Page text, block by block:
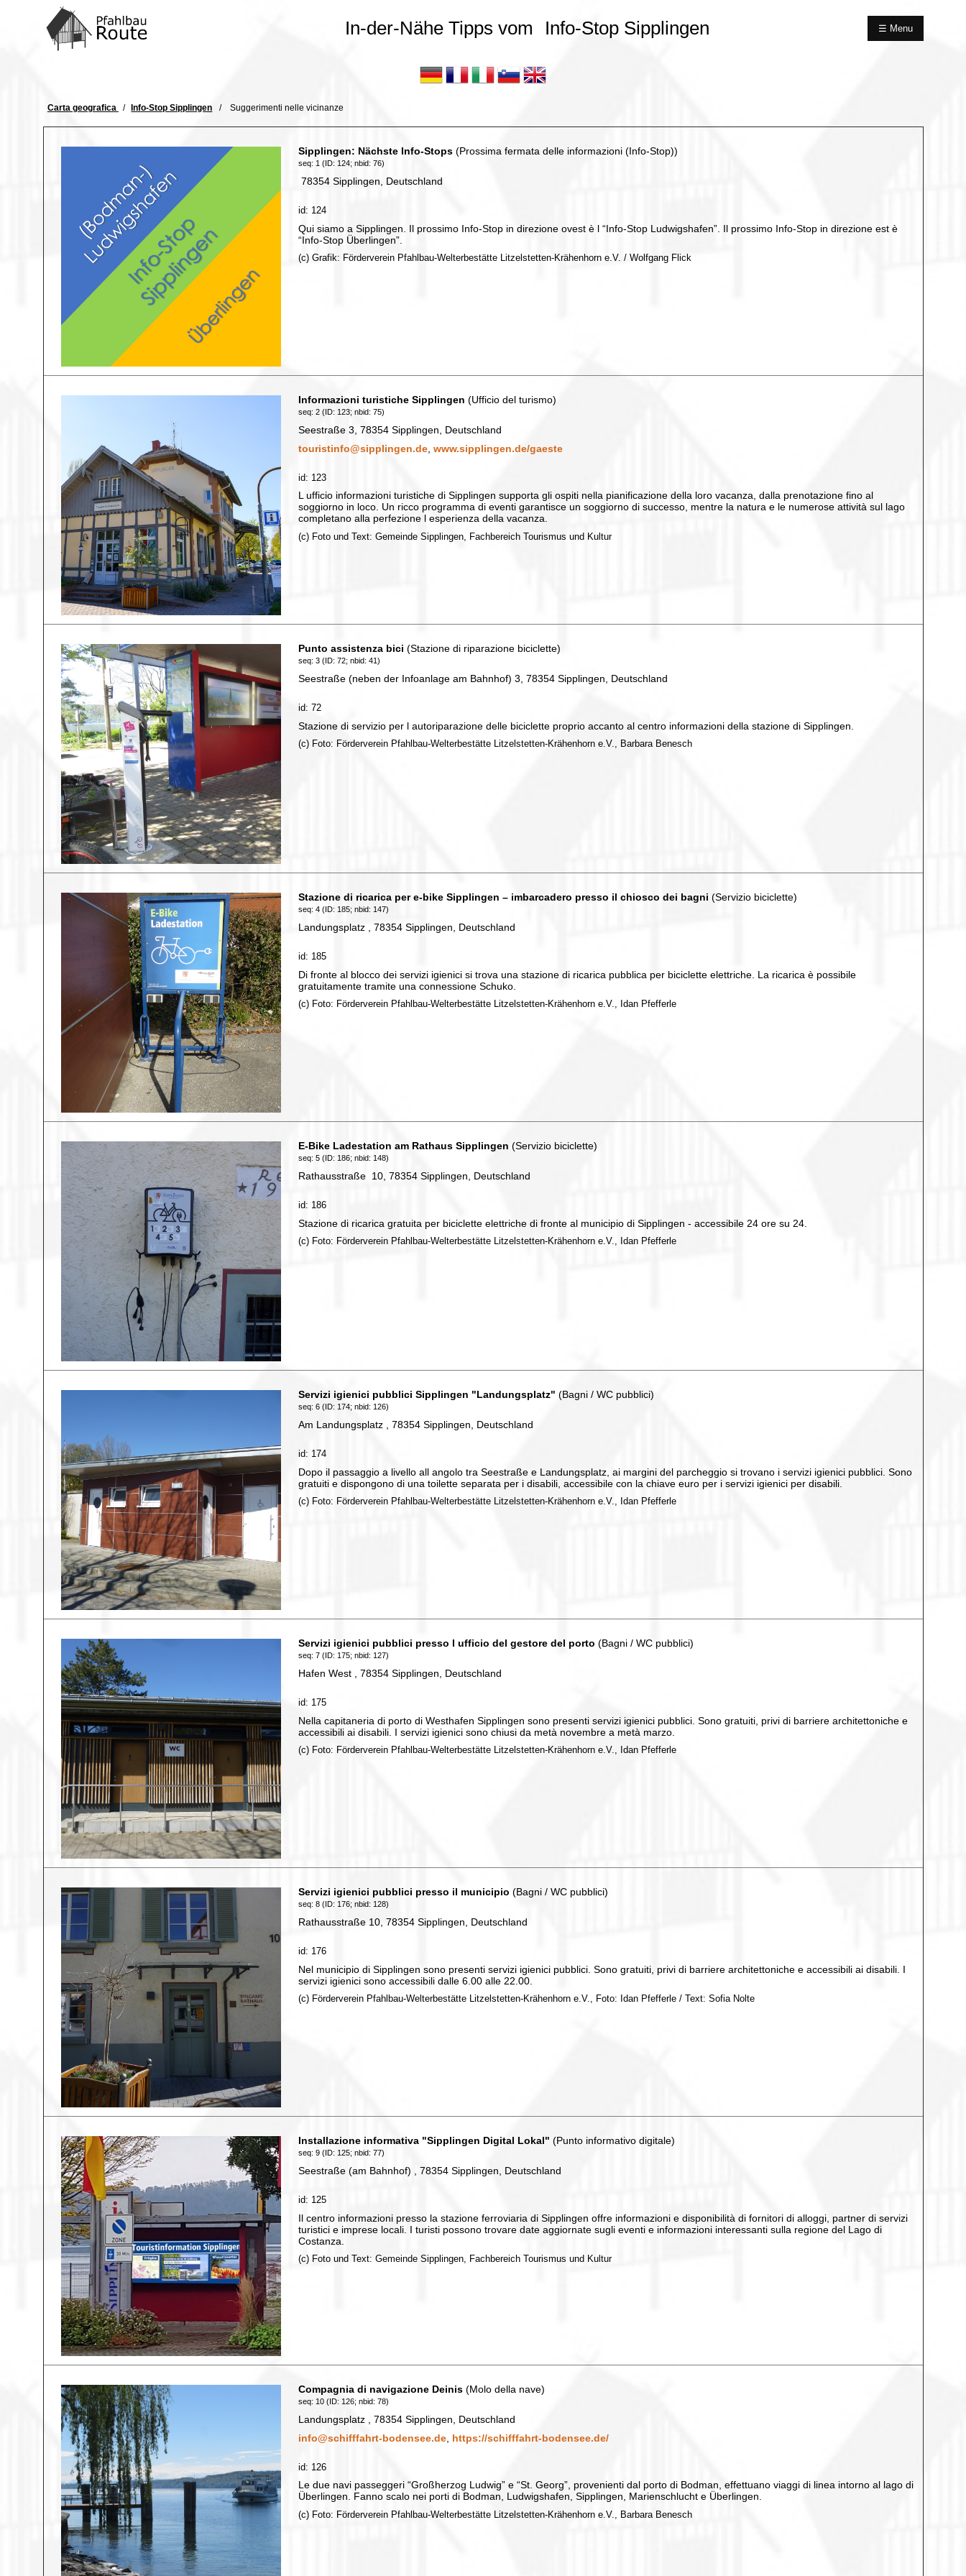
In-der-Nähe Tipps vom Info-Stop Sipplingen
☰ Menu
Concetto
Carta geografica Info-Stop Sipplingen Suggerimenti nelle vicinanze
Sipplingen: Nächste Info-Stops (Prossima fermata delle informazioni (Info-Stop))
seq: 1 (ID: 124; nbid: 76)
78354 Sipplingen, Deutschland
id: 124
Qui siamo a Sipplingen. Il prossimo Info-Stop in direzione ovest è l “Info-Stop Ludwigshafen”. Il prossimo Info-Stop in direzione est è
“Info-Stop Überlingen”.
(c) Grafik: Förderverein Pfahlbau-Welterbestätte Litzelstetten-Krähenhorn e.V. / Wolfgang Flick
Informazioni turistiche Sipplingen (Ufficio del turismo)
seq: 2 (ID: 123; nbid: 75)
Seestraße 3, 78354 Sipplingen, Deutschland
touristinfo@sipplingen.de ,www.sipplingen.de/gaeste
id: 123
L ufficio informazioni turistiche di Sipplingen supporta gli ospiti nella pianificazione della loro vacanza, dalla prenotazione fino al
soggiorno in loco. Un ricco programma di eventi garantisce un soggiorno di successo, mentre la natura e le numerose attività sul lago
completano alla perfezione l esperienza della vacanza.
(c) Foto und Text: Gemeinde Sipplingen, Fachbereich Tourismus und Kultur
Punto assistenza bici (Stazione di riparazione biciclette)
seq: 3 (ID: 72; nbid: 41)
Seestraße (neben der Infoanlage am Bahnhof) 3, 78354 Sipplingen, Deutschland
id: 72
Stazione di servizio per l autoriparazione delle biciclette proprio accanto al centro informazioni della stazione di Sipplingen.
(c) Foto: Förderverein Pfahlbau-Welterbestätte Litzelstetten-Krähenhorn e.V., Barbara Benesch
Stazione di ricarica per e‑bike Sipplingen – imbarcadero presso il chiosco dei bagni (Servizio biciclette)
seq: 4 (ID: 185; nbid: 147)
Landungsplatz , 78354 Sipplingen, Deutschland
id: 185
Di fronte al blocco dei servizi igienici si trova una stazione di ricarica pubblica per biciclette elettriche. La ricarica è possibile
gratuitamente tramite una connessione Schuko.
(c) Foto: Förderverein Pfahlbau-Welterbestätte Litzelstetten-Krähenhorn e.V., Idan Pfefferle
E-Bike Ladestation am Rathaus Sipplingen (Servizio biciclette)
seq: 5 (ID: 186; nbid: 148)
Rathausstraße 10, 78354 Sipplingen, Deutschland
id: 186
Stazione di ricarica gratuita per biciclette elettriche di fronte al municipio di Sipplingen - accessibile 24 ore su 24.
(c) Foto: Förderverein Pfahlbau-Welterbestätte Litzelstetten-Krähenhorn e.V., Idan Pfefferle
Servizi igienici pubblici Sipplingen "Landungsplatz" (Bagni / WC pubblici)
seq: 6 (ID: 174; nbid: 126)
Am Landungsplatz , 78354 Sipplingen, Deutschland
id: 174
Dopo il passaggio a livello all angolo tra Seestraße e Landungsplatz, ai margini del parcheggio si trovano i servizi igienici pubblici. Sono
gratuiti e dispongono di una toilette separata per i disabili, accessibile con la chiave euro per i servizi igienici per disabili.
(c) Foto: Förderverein Pfahlbau-Welterbestätte Litzelstetten-Krähenhorn e.V., Idan Pfefferle
Servizi igienici pubblici presso l ufficio del gestore del porto (Bagni / WC pubblici)
seq: 7 (ID: 175; nbid: 127)
Hafen West , 78354 Sipplingen, Deutschland
id: 175
Nella capitaneria di porto di Westhafen Sipplingen sono presenti servizi igienici pubblici. Sono gratuiti, privi di barriere architettoniche e
accessibili ai disabili. I servizi igienici sono chiusi da metà novembre a metà marzo.
(c) Foto: Förderverein Pfahlbau-Welterbestätte Litzelstetten-Krähenhorn e.V., Idan Pfefferle
Servizi igienici pubblici presso il municipio (Bagni / WC pubblici)
seq: 8 (ID: 176; nbid: 128)
Rathausstraße 10, 78354 Sipplingen, Deutschland
id: 176
Nel municipio di Sipplingen sono presenti servizi igienici pubblici. Sono gratuiti, privi di barriere architettoniche e accessibili ai disabili. I
servizi igienici sono accessibili dalle 6.00 alle 22.00.
(c) Förderverein Pfahlbau-Welterbestätte Litzelstetten-Krähenhorn e.V., Foto: Idan Pfefferle / Text: Sofia Nolte
Installazione informativa "Sipplingen Digital Lokal" (Punto informativo digitale)
seq: 9 (ID: 125; nbid: 77)
Seestraße (am Bahnhof) , 78354 Sipplingen, Deutschland
id: 125
Il centro informazioni presso la stazione ferroviaria di Sipplingen offre informazioni e disponibilità di fornitori di alloggi, partner di servizi
turistici e imprese locali. I turisti possono trovare date aggiornate sugli eventi e informazioni interessanti sulla regione del Lago di
Costanza.
(c) Foto und Text: Gemeinde Sipplingen, Fachbereich Tourismus und Kultur
Compagnia di navigazione Deinis (Molo della nave)
seq: 10 (ID: 126; nbid: 78)
Landungsplatz , 78354 Sipplingen, Deutschland
info@schifffahrt-bodensee.de https://schifffahrt-bodensee.de/
id: 126
Le due navi passeggeri “Großherzog Ludwig” e “St. Georg”, provenienti dal porto di Bodman, effettuano viaggi di linea intorno al lago di
Überlingen. Fanno scalo nei porti di Bodman, Ludwigshafen, Sipplingen, Marienschlucht e Überlingen.
(c) Foto: Förderverein Pfahlbau-Welterbestätte Litzelstetten-Krähenhorn e.V., Barbara Benesch